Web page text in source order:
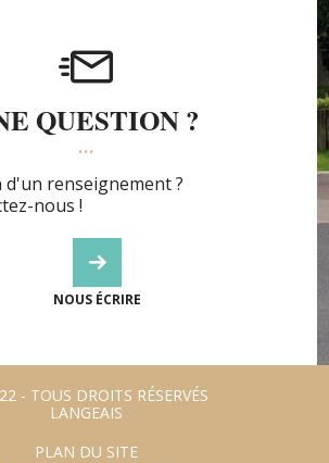
QUESTION ?
d'un renseignement ?
nous !
NOUS ÉCRIRE
- TOUS DROITS RÉSERVÉS
LANGEAIS
PLAN DU SITE